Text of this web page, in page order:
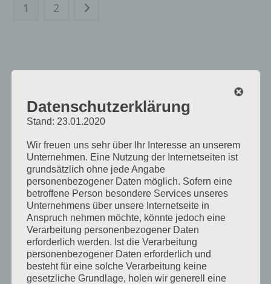
1 2 Zur nächsten Seite
Datenschutzerklärung
Stand: 23.01.2020
Wir freuen uns sehr über Ihr Interesse an unserem
Unternehmen. Eine Nutzung der Internetseiten ist
grundsätzlich ohne jede Angabe
personenbezogener Daten möglich. Sofern eine
betroffene Person besondere Services unseres
Unternehmens über unsere Internetseite in
Anspruch nehmen möchte, könnte jedoch eine
Verarbeitung personenbezogener Daten
erforderlich werden. Ist die Verarbeitung
personenbezogener Daten erforderlich und
besteht für eine solche Verarbeitung keine
gesetzliche Grundlage, holen wir generell eine